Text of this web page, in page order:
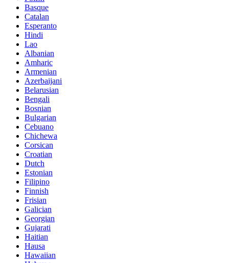
Basque
Catalan
Esperanto
Hindi
Lao
Albanian
Amharic
Armenian
Azerbaijani
Belarusian
Bengali
Bosnian
Bulgarian
Cebuano
Chichewa
Corsican
Croatian
Dutch
Estonian
Filipino
Finnish
Frisian
Galician
Georgian
Gujarati
Haitian
Hausa
Hawaiian